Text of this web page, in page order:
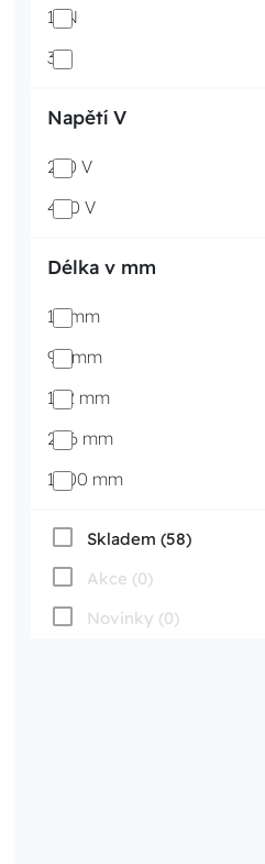
1+N
3
Napětí V
230 V
400 V
Délka v mm
16 mm
98 mm
152 mm
206 mm
1000 mm
Skladem (58)
Akce (0)
Novinky (0)